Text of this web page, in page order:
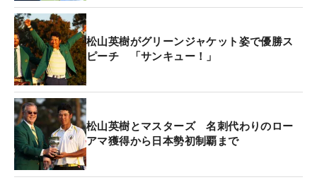
次なるメジャー制覇に、世界中が期待を寄せてい
る。
松山英樹がグリーンジャケット姿で優勝ス
ピーチ 「サンキュー！」
松山英樹とマスターズ 名刺代わりのロー
アマ獲得から日本勢初制覇まで